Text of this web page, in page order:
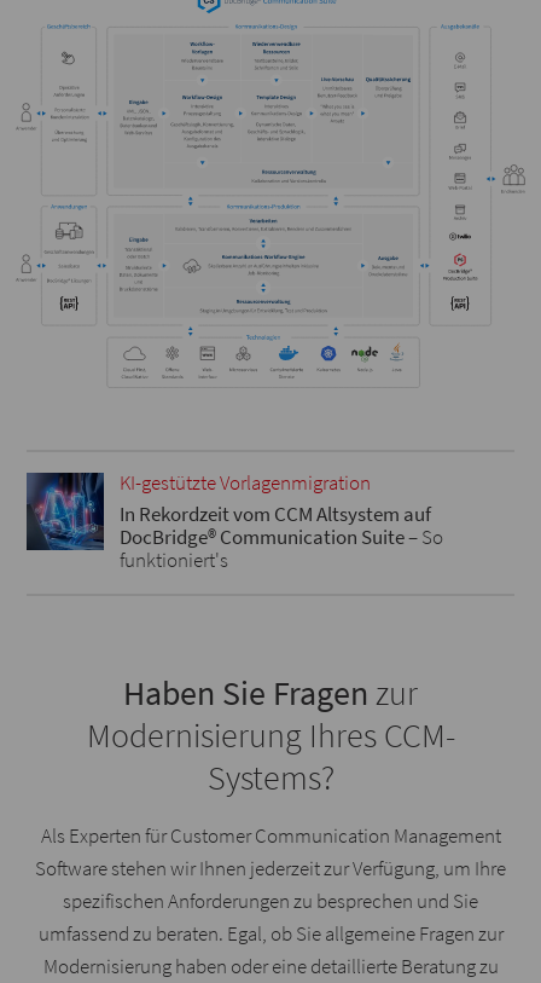
KI-gestützte Vorlagenmigration
In Rekordzeit vom CCM Altsystem auf
DocBridge® Communication Suite–So
funktioniert's
Haben Sie Fragen zur
Modernisierung Ihres CCM-
Systems?
Als Experten für Customer Communication Management
Software stehen wir Ihnen jederzeit zur Verfügung, um Ihre
spezifischen Anforderungen zu besprechen und Sie
umfassend zu beraten. Egal, ob Sie allgemeine Fragen zur
Modernisierung haben oder eine detaillierte Beratung zu